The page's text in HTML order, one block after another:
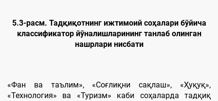
5.3-расм. Тадқиқотнинг ижтимоий соҳалари бўйича
классификатор йўналишларининг танлаб олинган
нашрлари нисбати
«Фан ва таълим», «Соғлиқни сақлаш», «Ҳуқуқ»,
«Технология» ва «Туризм» каби соҳаларда тадқиқ